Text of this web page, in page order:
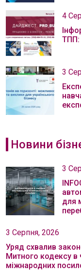
4
ТПП:
3
Новини
3
для
3 Серпня, 2026
Уряд схвалив
Митного кодексу в
міжнародних